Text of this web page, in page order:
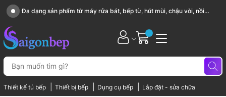
Sài Gòn Bếp chuyên thiết bị bếp, gia dụng bếp cao cấp
Thiết kế tủ bếp Thiết bị bếp Dụng cụ bếp Lắp đặt - sửa chữa